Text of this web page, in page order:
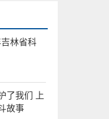
林省科
了我们 上
故事